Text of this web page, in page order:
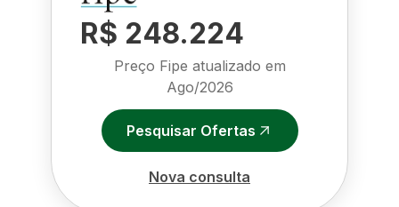
R$ 248.224
Preço Fipe atualizado em
Ago/2026
Pesquisar Ofertas
Nova consulta